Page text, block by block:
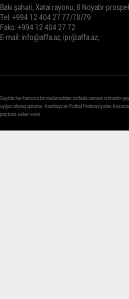
Bakı şəhəri, Xətai rayonu, 8 Noyabr
Tel: +994 12 404 27 77/78/79
Faks: +994 12 404 27 72
E-mail: info@affa.az, ipr@affa.az;
Saytda hər hansısa bir məlumatdan istifadə zamanı istinadın
uyğun olaraq qorunur. Azərbaycan Futbol Federasiyaları
poçtuna xəbər verin.